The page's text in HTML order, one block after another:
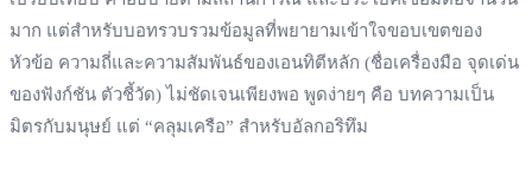
มาก แต่สำหรับบอทรวบรวมข้อมูลที่พยายามเข้าใจขอบเขตของ
หัวข้อ ความถี่และความสัมพันธ์ของเอนทิตีหลัก (ชื่อเครื่องมือ จุดเด่น
ของฟังก์ชัน ตัวชี้วัด) ไม่ชัดเจนเพียงพอ พูดง่ายๆ คือ บทความเป็น
มิตรกับมนุษย์ แต่ “คลุมเครือ” สำหรับอัลกอริทึม